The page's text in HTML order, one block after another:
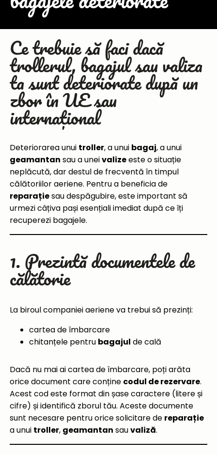
Ce trebuie să faci dacă
trollerul, bagajul sau valiza
ta sunt deteriorate după un
zbor în UE sau
internațional
Deteriorarea unui troller, a unui bagaj, a unui
geamantan sau a uneivalizeeste o situație
neplăcută, dar destul de frecventă în timpul
călătoriilor aeriene. Pentru a beneficia de
reparațiesau despăgubire, este important să
urmezi câțiva pași esențiali imediat după ce îți
recuperezi bagajele.
1. Prezintă documentele de
călătorie
La biroul companiei aeriene va trebui să prezinți:
cartea de îmbarcare
chitanțele pentru bagajul de cală
Dacă nu mai ai cartea de îmbarcare, poți arăta
orice document care conține codul de rezervare.
Acest cod este format din șase caractere (litere și
cifre) și identifică zborul tău. Aceste documente
sunt necesare pentru orice solicitare de reparație
a unui troller, geamantan sauvaliză.